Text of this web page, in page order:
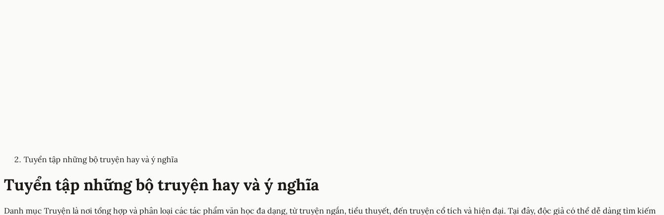
Tuyển tập những bộ truyện hay và ý nghĩa
Tuyển tập những bộ truyện hay và ý nghĩa
Danh mục Truyện là nơi tổng hợp và phân loại các tác phẩm văn học đa dạng, từ truyện ngắn, tiểu thuyết, đến truyện cổ tích và hiện đại. Tại đây, độc giả có thể dễ dàng tìm kiếm